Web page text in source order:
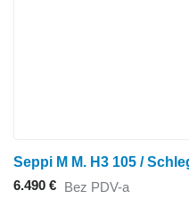
6.490 € Bez PDV-a